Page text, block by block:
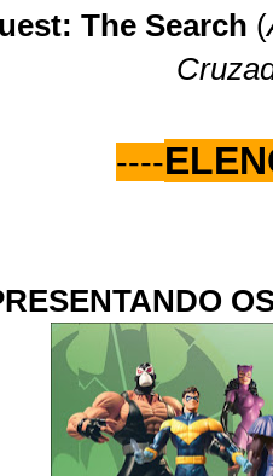
The Search (
----